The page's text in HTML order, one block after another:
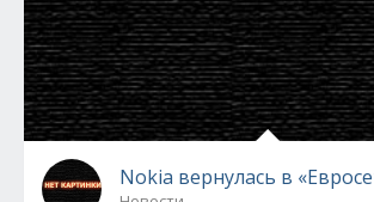
Nokia вернулась в